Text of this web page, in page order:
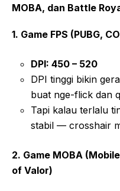
MOBA, dan Battle
1. Game FPS (PUBG,
DPI: 450 – 520
DPI tinggi bikin
buat nge-flick dan
Tapi kalau terlalu
stabil — crosshair
2. Game MOBA
of Valor)